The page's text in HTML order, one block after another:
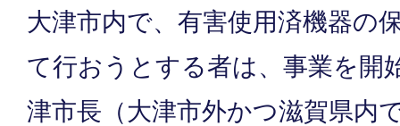
大津市内で、有害使用済機器の
て行おうとする者は、事業を開
津市長（大津市外かつ滋賀県内